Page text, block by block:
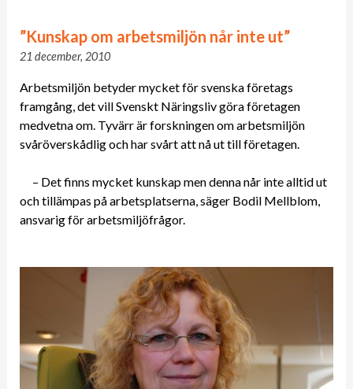
”Kunskap om arbetsmiljön når inte ut”
21 december, 2010
Arbetsmiljön betyder mycket för svenska företags
framgång, det vill Svenskt Näringsliv göra företagen
medvetna om. Tyvärr är forskningen om arbetsmiljön
svåröverskådlig och har svårt att nå ut till företagen.
– Det finns mycket kunskap men denna når inte alltid ut
och tillämpas på arbetsplatserna, säger Bodil Mellblom,
ansvarig för arbetsmiljöfrågor.